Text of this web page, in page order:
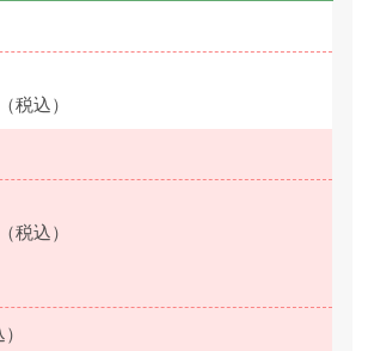
税込）
税込）